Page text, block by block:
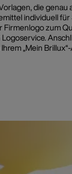
die genau
individuell für
Firmenlogo zum
„Mein